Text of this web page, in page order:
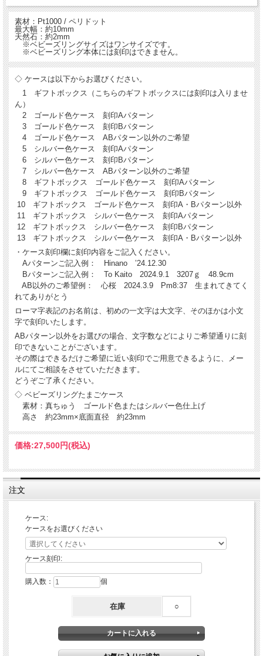
素材：Pt1000 / ペリドット
最大幅：約10mm
天然石：約2mm
※ベビーズリングサイズはワンサイズです。
※ベビーズリング本体には刻印はできません。
◇ ケースは以下からお選びください。
1 ギフトボックス（こちらのギフトボックスには刻印は入りませ
ん）
2 ゴールド色ケース 刻印Aパターン
3 ゴールド色ケース 刻印Bパターン
4 ゴールド色ケース ABパターン以外のご希望
5 シルバー色ケース 刻印Aパターン
6 シルバー色ケース 刻印Bパターン
7 シルバー色ケース ABパターン以外のご希望
8 ギフトボックス ゴールド色ケース 刻印Aパターン
9 ギフトボックス ゴールド色ケース 刻印Bパターン
10 ギフトボックス ゴールド色ケース 刻印A・Bパターン以外
11 ギフトボックス シルバー色ケース 刻印Aパターン
12 ギフトボックス シルバー色ケース 刻印Bパターン
13 ギフトボックス シルバー色ケース 刻印A・Bパターン以外
・ケース刻印欄に刻印内容をご記入ください。
Aパターンご記入例： Hinano ’24.12.30
Bパターンご記入例： To Kaito 2024.9.1 3207ｇ 48.9cm
AB以外のご希望例： 心桜 2024.3.9 Pm8:37 生まれてきてく
れてありがとう
ローマ字表記のお名前は、初めの一文字は大文字、そのほかは小文
字で刻印いたします。
ABパターン以外をお選びの場合、文字数などによりご希望通りに刻
印できないことがございます。
その際はできるだけご希望に近い刻印でご用意できるように、メー
ルにてご相談をさせていただきます。
どうぞご了承ください。
◇ ベビーズリングたまごケース
素材：真ちゅう ゴールド色またはシルバー色仕上げ
高さ 約23mm×底面直径 約23mm
価格:27,500円(税込)
注文
ケース:
ケースをお選びください
ケース刻印:
購入数： 個
在庫 ○